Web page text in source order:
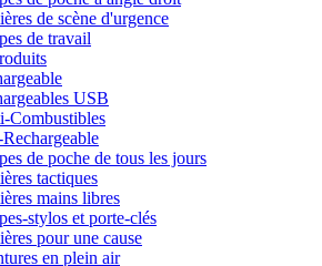
de scène d'urgence
de travail
USB
Combustibles
de poche de tous les jours
tactiques
mains libres
stylos et porte-clés
pour une cause
en plein air